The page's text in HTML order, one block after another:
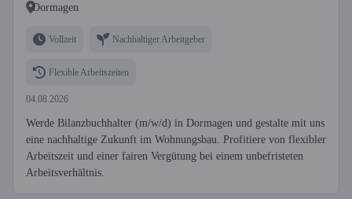
Dormagen
Vollzeit Nachhaltiger Arbeitgeber
Flexible Arbeitszeiten
04.08.2026
Werde Bilanzbuchhalter (m/w/d) in Dormagen und gestalte mit uns
eine nachhaltige Zukunft im Wohnungsbau. Profitiere von flexibler
Arbeitszeit und einer fairen Vergütung bei einem unbefristeten
Arbeitsverhältnis.